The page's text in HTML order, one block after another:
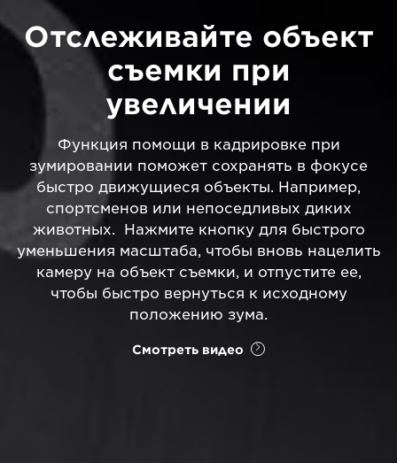
Отслеживайте объект
съемки при
увеличении
Функция помощи в кадрировке при
зумировании поможет сохранять в фокусе
быстро движущиеся объекты. Например,
спортсменов или непоседливых диких
животных. Нажмите кнопку для быстрого
уменьшения масштаба, чтобы вновь нацелить
камеру на объект съемки, и отпустите ее,
чтобы быстро вернуться к исходному
положению зума.
Смотреть видео